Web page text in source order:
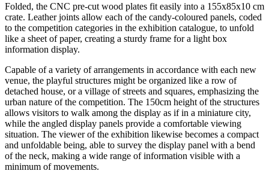
Folded, the CNC pre-cut wood plates fit easily into a 155x85x10 cm
crate. Leather joints allow each of the candy-coloured panels, coded
to the competition categories in the exhibition catalogue, to unfold
like a sheet of paper, creating a sturdy frame for a light box
information display.
Capable of a variety of arrangements in accordance with each new
venue, the playful structures might be organized like a row of
detached house, or a village of streets and squares, emphasizing the
urban nature of the competition. The 150cm height of the structures
allows visitors to walk among the display as if in a miniature city,
while the angled display panels provide a comfortable viewing
situation. The viewer of the exhibition likewise becomes a compact
and unfoldable being, able to survey the display panel with a bend
of the neck, making a wide range of information visible with a
minimum of movements.